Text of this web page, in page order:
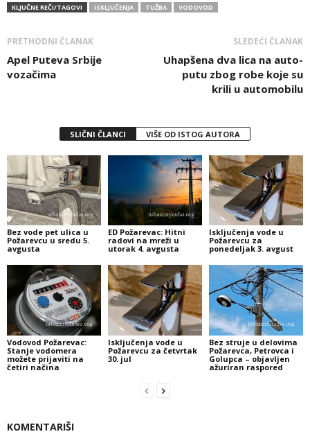
KLJUČNE REČI/TAGOVI
ISKLJUČENJA TUŽBA VODOVOD
PRETHODNI ČLANAK
Apel Puteva Srbije
vozačima
SLEDEĆI ČLANAK
Uhapšena dva lica na auto-
putu zbog robe koje su
krili u automobilu
SLIČNI ČLANCI VIŠE OD ISTOG AUTORA
Bez vode pet ulica u
Požarevcu u sredu 5.
avgusta
ED Požarevac: Hitni
radovi na mreži u
utorak 4. avgusta
Isključenja vode u
Požarevcu za
ponedeljak 3. avgust
Vodovod Požarevac:
Stanje vodomera
možete prijaviti na
četiri načina
Isključenja vode u
Požarevcu za četvrtak
30. jul
Bez struje u delovima
Požarevca, Petrovca i
Golupca – objavljen
ažuriran raspored
KOMENTARIŠI